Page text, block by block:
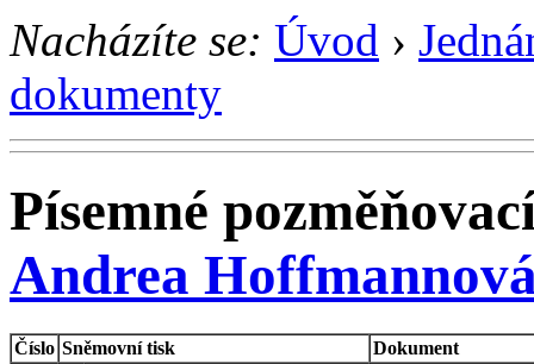
Nacházíte se: Úvod ›
dokumenty
Písemné
Andrea
Číslo Sněmovní tisk
Dokument